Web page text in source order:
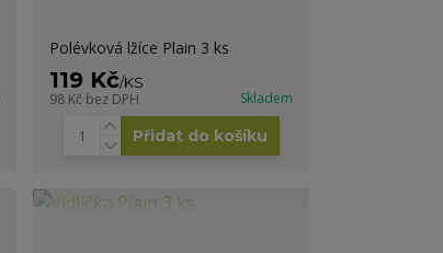
Polévková lžíce Plain 3 ks
119 Kč/KS
98 Kč bez DPH Skladem
Přidat do košíku